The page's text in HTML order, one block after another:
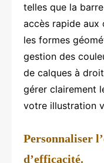
telles que la
accès rapide aux
les formes
gestion des
de calques à
gérer clairement
votre illustration
Personnaliser
d’efficacité.